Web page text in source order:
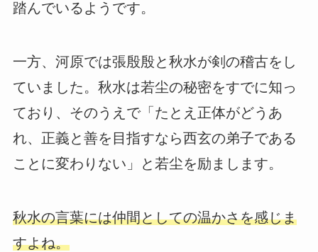
踏んでいるようです。
一方、河原では張殷殷と秋水が剣の稽古をし
ていました。秋水は若尘の秘密をすでに知っ
ており、そのうえで「たとえ正体がどうあ
れ、正義と善を目指すなら西玄の弟子である
ことに変わりない」と若尘を励まします。
秋水の言葉には仲間としての温かさを感じま
すよね。